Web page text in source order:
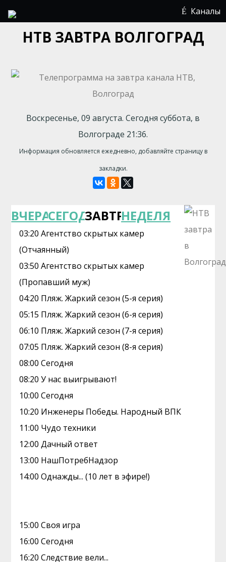
Каналы
НТВ ЗАВТРА ВОЛГОГРАД
Воскресенье, 09 августа. Сегодня суббота, в
Волгограде 21:36.
Информация обновляется ежедневно, добавляйте страницу в
закладки.
ВЧЕРАСЕГОДНЯЗАВТРАНЕДЕЛЯ
03:20 Агентство скрытых камер
(Отчаянный)
03:50 Агентство скрытых камер
(Пропавший муж)
04:20 Пляж. Жаркий сезон (5-я серия)
05:15 Пляж. Жаркий сезон (6-я серия)
06:10 Пляж. Жаркий сезон (7-я серия)
07:05 Пляж. Жаркий сезон (8-я серия)
08:00 Сегодня
08:20 У нас выигрывают!
10:00 Сегодня
10:20 Инженеры Победы. Народный ВПК
11:00 Чудо техники
12:00 Дачный ответ
13:00 НашПотребНадзор
14:00 Однажды... (10 лет в эфире!)
15:00 Своя игра
16:00 Сегодня
16:20 Следствие вели...